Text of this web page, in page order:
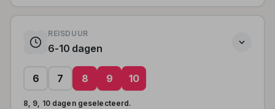
REISDUUR
6-10 dagen
6 7 8 9 10
8, 9, 10 dagen geselecteerd.